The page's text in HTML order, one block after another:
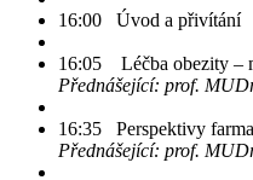
16:00 Úvod a přivítání
16:05 Léčba obezity –
Přednášející: prof.
16:35 Perspektivy
Přednášející: prof.